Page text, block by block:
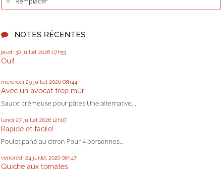
NOTES RÉCENTES
jeudi 30 juillet 2026 07h53
Oui!
mercredi 29 juillet 2026 08h44
Avec un avocat trop mûr
Sauce crémeuse pour pâtes Une alternative...
lundi 27 juillet 2026 12h07
Rapide et facile!
Poulet pané au citron Pour 4 personnes...
vendredi 24 juillet 2026 08h47
Quiche aux tomates